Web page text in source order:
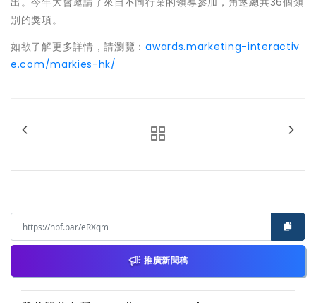
別的獎項。
如欲了解更多詳情，請瀏覽：awards.marketing-interactiv
e.com/markies-hk/
推廣新聞稿